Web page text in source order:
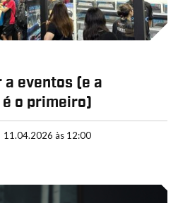
eventos (e a
é o primeiro)
11.04.2026 às 12:00